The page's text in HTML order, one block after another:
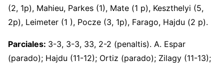
(2, 1p), Mahieu, Parkes (1), Mate (1 p), Keszthelyi (5,
2p), Leimeter (1 ), Pocze (3, 1p), Farago, Hajdu (2 p).
Parciales: 3-3, 3-3, 33, 2-2 (penaltis). A. Espar
(parado); Hajdu (11-12); Ortiz (parado); Zilagy (11-13);